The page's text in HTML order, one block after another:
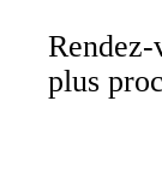
plus